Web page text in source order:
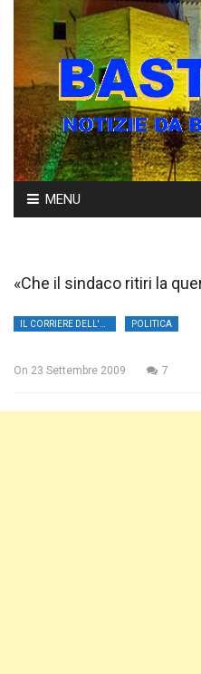
Skip
to
MENU
«Che il sindaco ritiri la
POLITICA
On 23 Settembre 2009 7